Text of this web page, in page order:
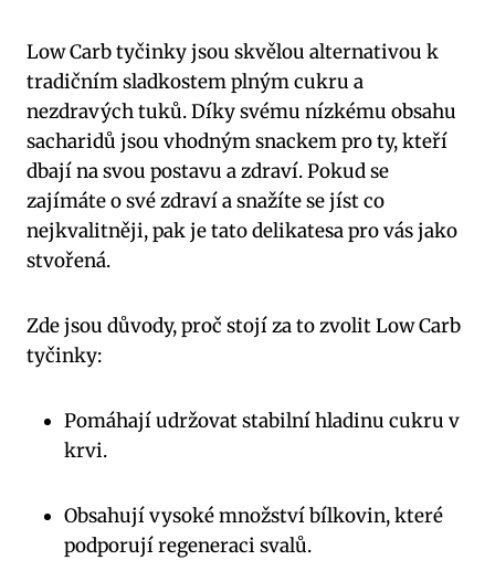
Low Carb tyčinky jsou skvělou‍ alternativou k
tradičním sladkostem plným cukru⁣ a
nezdravých tuků. Díky ​svému⁤ nízkému​ obsahu
sacharidů jsou vhodným snackem⁤ pro ty,​ kteří
dbají ‍na svou ‌postavu a zdraví. Pokud se
zajímáte o své zdraví a snažíte se jíst co⁤
nejkvalitněji,⁤ pak je tato​ delikatesa pro vás jako
stvořená.
Zde⁣ jsou důvody, proč stojí ​za to zvolit Low Carb
tyčinky:
Pomáhají udržovat stabilní hladinu cukru v
krvi.
Obsahují vysoké množství bílkovin, které​
podporují regeneraci svalů.